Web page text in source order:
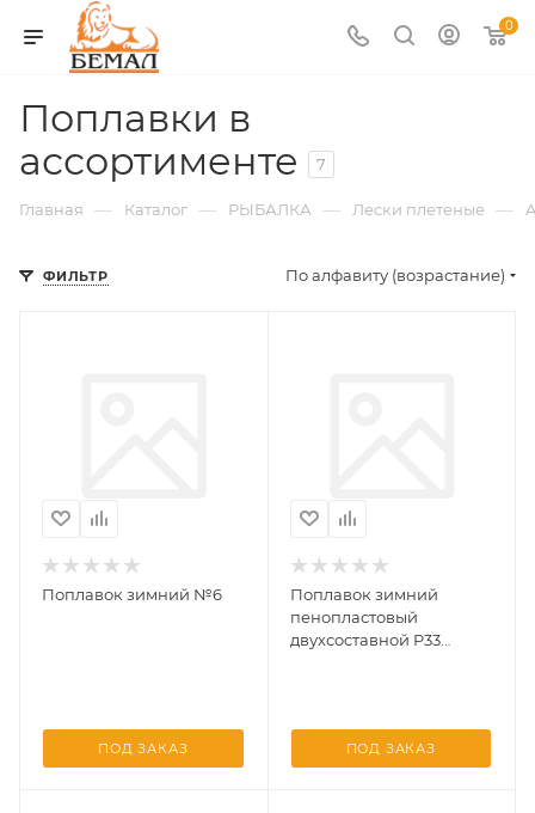
0
Поплавки в
ассортименте
7
Главная — Каталог — РЫБАЛКА — Лески плетеные —
ФИЛЬТР По алфавиту (возрастание)
Поплавок зимний №6
ПОД ЗАКАЗ
Поплавок зимний
пенопластовый
двухсоставной P33
ПОД ЗАКАЗ